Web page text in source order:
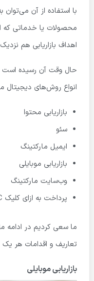
با استفاده از آن
محصولات یا خدماتی که
اهداف بازاریابی هم
حال وقت آن رسیده است
انواع روش‌های دیجیتال
بازاریابی محتوا
سئو
ایمیل مارکتینگ
بازاریابی موبایلی
وب‌سایت مارکتینگ
پرداخت به ازای کلیک PPC
ما سعی کردیم در ادامه
تعاریف و اقدامات هر یک
بازاریابی موبایلی